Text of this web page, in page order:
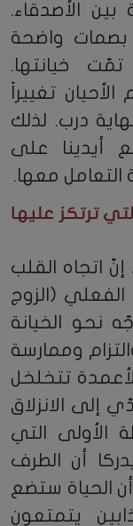
بين الأصدقاء.
بصمات واضحة
خيانتها.
تغييراً
درب. لذلك
أيدينا على
التعامل معها.
ترتكز عليها
إنّ اتجاه القلب
(الزوج
نحو الخيانة
وممارسة
تتخلخل
إلى الانزلاق
الأولى التي
أن الطرف
الحياة ستضع
يتمتعون